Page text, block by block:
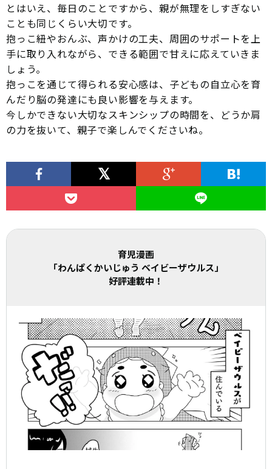
とはいえ、毎日のことですから、親が無理をしすぎない
ことも同じくらい大切です。
抱っこ紐やおんぶ、声かけの工夫、周囲のサポートを上
手に取り入れながら、できる範囲で甘えに応えていきま
しょう。
抱っこを通じて得られる安心感は、子どもの自立心を育
んだり脳の発達にも良い影響を与えます。
今しかできない大切なスキンシップの時間を、どうか肩
の力を抜いて、親子で楽しんでくださいね。
育児漫画
「わんぱくかいじゅう ベイビーザウルス」
好評連載中！